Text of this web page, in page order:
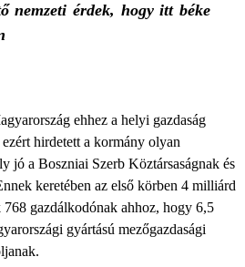
nemzeti érdek, hogy itt béke
ehhez a helyi gazdaság
hirdetett a kormány olyan
jó a Boszniai Szerb Köztársaságnak és
keretében az első körben 4 milliárd
gazdálkodónak ahhoz, hogy 6,5
gyártású mezőgazdasági